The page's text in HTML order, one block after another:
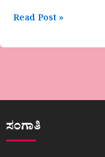
Read Post »
ಸಂಗಾತಿ